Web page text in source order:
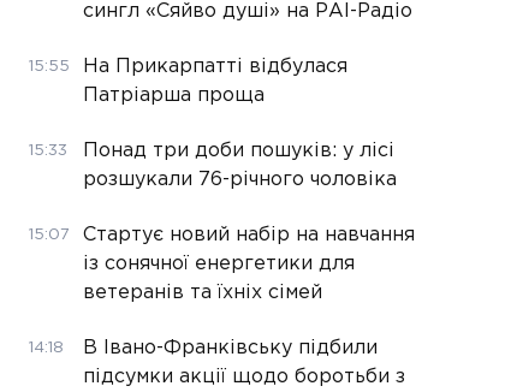
сингл «Сяйво душі» на РАІ-Радіо
15:55
На Прикарпатті відбулася
Патріарша проща
15:33
Понад три доби пошуків: у лісі
розшукали 76-річного чоловіка
15:07
Стартує новий набір на навчання
із сонячної енергетики для
ветеранів та їхніх сімей
14:18
В Івано-Франківську підбили
підсумки акції щодо боротьби з